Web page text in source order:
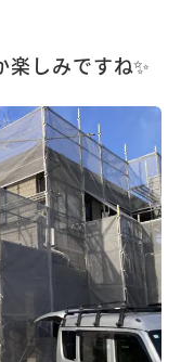
楽しみですね✨